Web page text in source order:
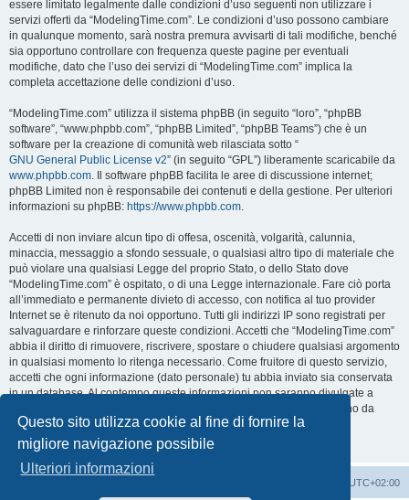
Questo sito utilizza cookie al fine di fornire la
migliore navigazione possibile
Ulteriori informazioni
essere limitato legalmente dalle condizioni d’uso seguenti non utilizzare i
servizi offerti da “ModelingTime.com”. Le condizioni d’uso possono cambiare
in qualunque momento, sarà nostra premura avvisarti di tali modifiche, benché
sia opportuno controllare con frequenza queste pagine per eventuali
modifiche, dato che l’uso dei servizi di “ModelingTime.com” implica la
completa accettazione delle condizioni d’uso.
“ModelingTime.com” utilizza il sistema phpBB (in seguito “loro”, “phpBB
software”, “www.phpbb.com”, “phpBB Limited”, “phpBB Teams”) che è un
software per la creazione di comunità web rilasciata sotto “
GNU General Public License v2” (in seguito “GPL”) liberamente scaricabile da
www.phpbb.com. Il software phpBB facilita le aree di discussione internet;
phpBB Limited non è responsabile dei contenuti e della gestione. Per ulteriori
informazioni su phpBB: https://www.phpbb.com.
Accetti di non inviare alcun tipo di offesa, oscenità, volgarità, calunnia,
minaccia, messaggio a sfondo sessuale, o qualsiasi altro tipo di materiale che
può violare una qualsiasi Legge del proprio Stato, o dello Stato dove
“ModelingTime.com” è ospitato, o di una Legge internazionale. Fare ciò porta
all’immediato e permanente divieto di accesso, con notifica al tuo provider
Internet se è ritenuto da noi opportuno. Tutti gli indirizzi IP sono registrati per
salvaguardare e rinforzare queste condizioni. Accetti che “ModelingTime.com”
abbia il diritto di rimuovere, riscrivere, spostare o chiudere qualsiasi argomento
in qualsiasi momento lo ritenga necessario. Come fruitore di questo servizio,
accetti che ogni informazione (dato personale) tu abbia inviato sia conservata
in un database. Al contempo queste informazioni non saranno divulgate a
nessuno senza il tuo consenso, né “ModelingTime.com” o phpBB sono da
ritenersi responsabili per qualsiasi violazione al sistema che possa
compromettere queste informazioni.
UTC+02:00